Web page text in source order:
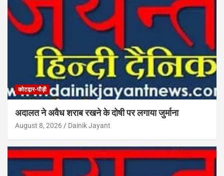
कोटद्वार-पौड़ी
अदालत ने अवैध शराब रखने के दोषी पर लगाया जुर्माना
August 8, 2026 Dainik Jayant